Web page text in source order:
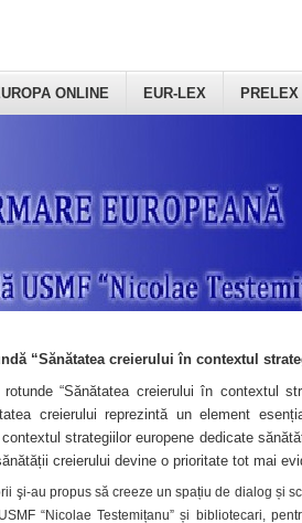
ONLINE EUR-LEX PRELEX
“Sănătatea creierului în contextul
“Sănătatea creierului în contextul
creierului reprezintă un element
strategiilor europene dedicate
creierului devine o prioritate tot mai
şi-au propus să creeze un spațiu de dialog și
“Nicolae Testemițanu” și bibliotecari,